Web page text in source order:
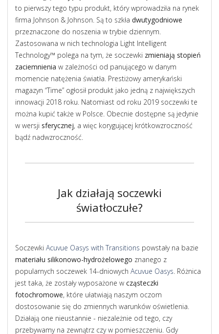
to pierwszy tego typu produkt, który wprowadziła na rynek
firma Johnson & Johnson. Są to szkła dwutygodniowe
przeznaczone do noszenia w trybie dziennym.
Zastosowana w nich technologia Light Intelligent
Technology™ polega na tym, że soczewki zmieniają stopień
zaciemnienia w zależności od panującego w danym
momencie natężenia światła. Prestiżowy amerykański
magazyn “Time” ogłosił produkt jako jedną z największych
innowacji 2018 roku. Natomiast od roku 2019 soczewki te
można kupić także w Polsce. Obecnie dostępne są jedynie
w wersji sferycznej, a więc korygującej krótkowzroczność
bądź nadwzroczność.
Jak działają soczewki
światłoczułe?
Soczewki Acuvue Oasys with Transitions powstały na bazie
materiału silikonowo-hydrożelowego znanego z
popularnych soczewek 14-dniowych Acuvue Oasys. Różnica
jest taka, że zostały wyposażone w cząsteczki
fotochromowe, które ułatwiają naszym oczom
dostosowanie się do zmiennych warunków oświetlenia.
Działają one nieustannie - niezależnie od tego, czy
przebywamy na zewnątrz czy w pomieszczeniu. Gdy